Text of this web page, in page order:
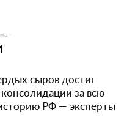
-
сыров достиг
за всю
РФ — эксперты